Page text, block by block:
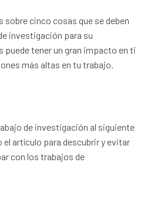
sobre cinco cosas que se deben
investigación para su
tener un gran impacto en ti
más altas en tu trabajo.
de investigación al siguiente
el artículo para descubrir y evitar
con los trabajos de